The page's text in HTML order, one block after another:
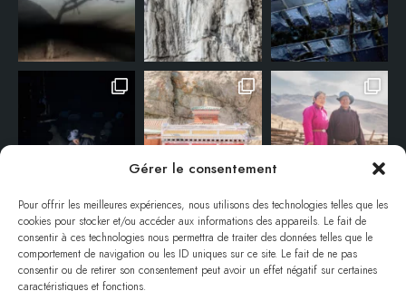
Gérer le consentement
Pour offrir les meilleures expériences, nous utilisons des technologies telles que les
cookies pour stocker et/ou accéder aux informations des appareils. Le fait de
consentir à ces technologies nous permettra de traiter des données telles que le
comportement de navigation ou les ID uniques sur ce site. Le fait de ne pas
consentir ou de retirer son consentement peut avoir un effet négatif sur certaines
caractéristiques et fonctions.